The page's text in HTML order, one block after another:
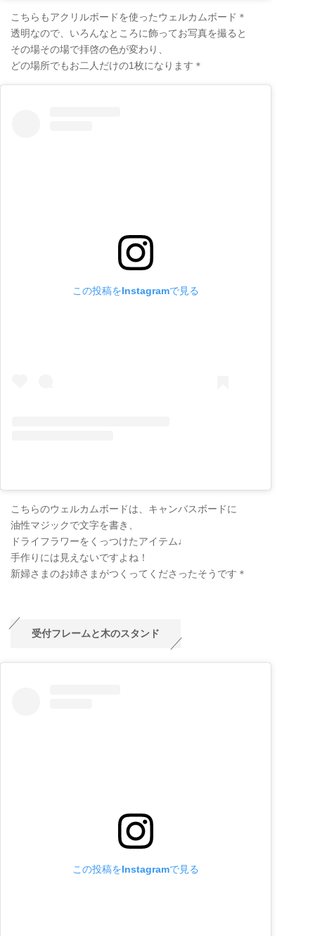
こちらもアクリルボードを使ったウェルカムボード＊
透明なので、いろんなところに飾ってお写真を撮ると
その場その場で拝啓の色が変わり、
どの場所でもお二人だけの1枚になります＊
この投稿をInstagramで見る
こちらのウェルカムボードは、キャンバスボードに
油性マジックで文字を書き、
ドライフラワーをくっつけたアイテム♩
手作りには見えないですよね！
新婦さまのお姉さまがつくってくださったそうです＊
受付フレームと木のスタンド
この投稿をInstagramで見る